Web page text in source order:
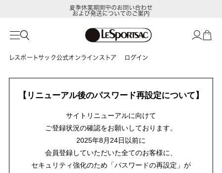
夏季休業期間中のお問い合わせ
および発送についてのご案内
レスポートサック公式オンラインストア ログイン
【リニューアル後のパスワード再設定について】
サイトリニューアルに向けて
ご登録状況の確認をお願いしております。
2025年8月24日以前に
会員登録していただいた全てのお客様に、
セキュリティ強化のため「パスワードの再設定」が